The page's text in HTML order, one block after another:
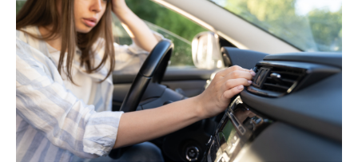
revisar
el
sistema
de
climatización
del
coche